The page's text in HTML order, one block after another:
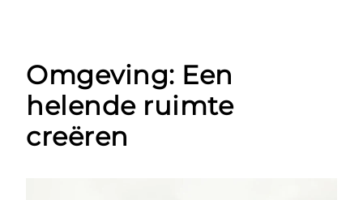
Omgeving: Een
helende ruimte
creëren